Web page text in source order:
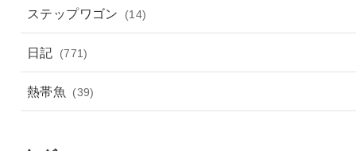
ステップワゴン (14)
日記 (771)
熱帯魚 (39)